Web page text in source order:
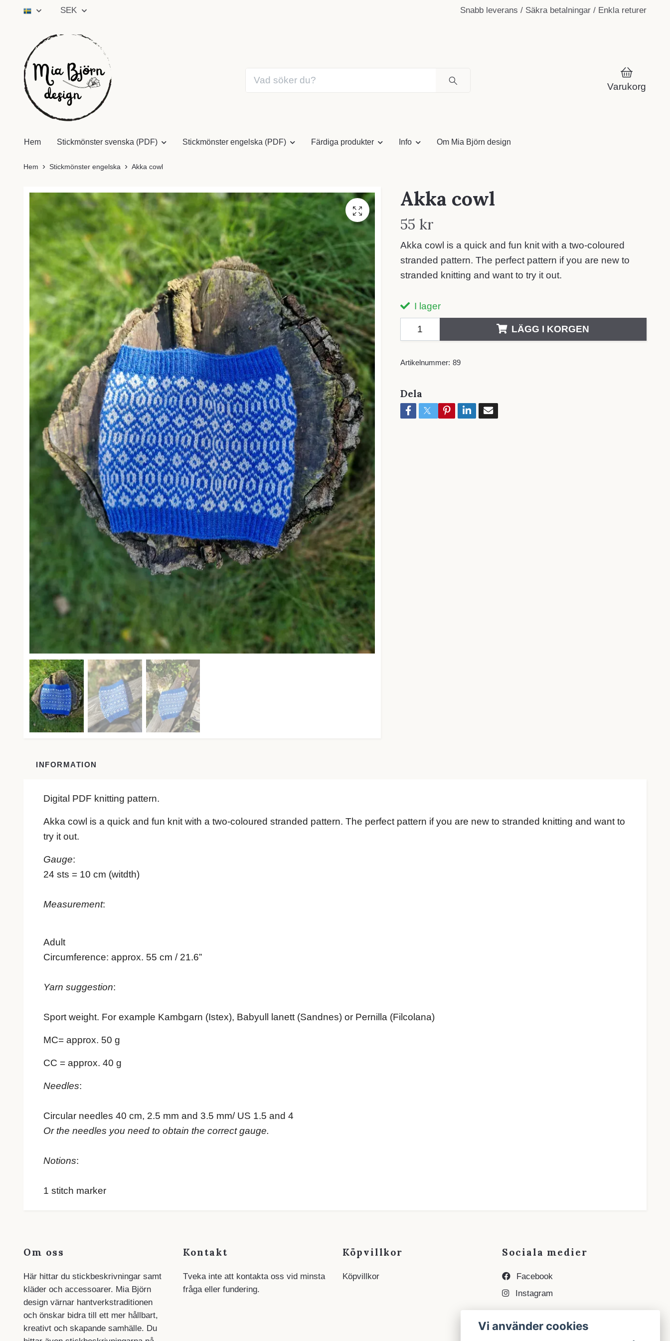
SEK Snabb leverans / Säkra betalningar / Enkla returer
Varukorg
Hem Stickmönster svenska (PDF) Stickmönster engelska (PDF) Färdiga produkter Info Om Mia Björn design
Hem Stickmönster engelska Akka cowl
Akka cowl
55 kr
Akka cowl is a quick and fun knit with a two-coloured
stranded pattern. The perfect pattern if you are new to
stranded knitting and want to try it out.
I lager
LÄGG I KORGEN
Artikelnummer: 89
Dela
INFORMATION
Digital PDF knitting pattern.
Akka cowl is a quick and fun knit with a two-coloured stranded pattern. The perfect pattern if you are new to stranded knitting and want to
try it out.
Gauge:
24 sts = 10 cm (witdth)
Measurement:
Adult
Circumference: approx. 55 cm / 21.6”
Yarn suggestion:
Sport weight. For example Kambgarn (Istex), Babyull lanett (Sandnes) or Pernilla (Filcolana)
MC= approx. 50 g
CC = approx. 40 g
Needles:
Circular needles 40 cm, 2.5 mm and 3.5 mm/ US 1.5 and 4
Or the needles you need to obtain the correct gauge.
Notions:
1 stitch marker
Om oss
Här hittar du stickbeskrivningar samt
kläder och accessoarer. Mia Björn
design värnar hantverkstraditionen
och önskar bidra till ett mer hållbart,
kreativt och skapande samhälle. Du
Kontakt
Tveka inte att kontakta oss vid minsta
fråga eller fundering.
Köpvillkor
Köpvillkor
Sociala medier
Facebook
Instagram
Vi använder cookies